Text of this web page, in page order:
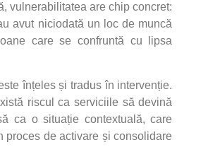
vulnerabilitatea are chip concret:
avut niciodată un loc de muncă
care se confruntă cu lipsa
înțeles și tradus în intervenție.
riscul ca serviciile să devină
ca o situație contextuală, care
proces de activare și consolidare